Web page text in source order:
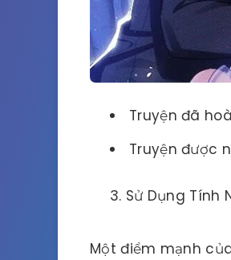
Truyện đã
Truyện được
Sử Dụng Tính
Một điểm mạnh